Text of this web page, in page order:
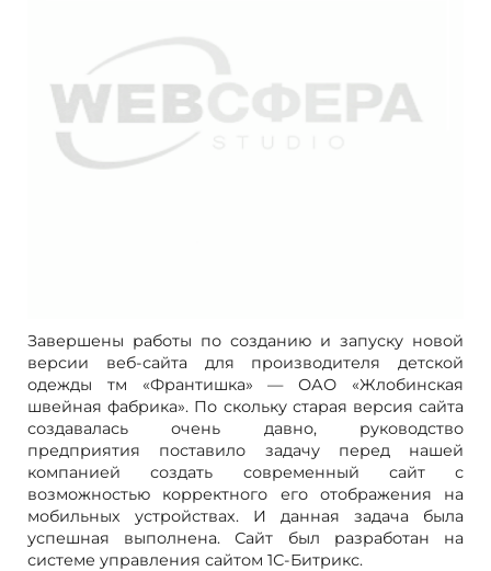
Завершены работы по созданию и запуску новой
версии веб-сайта для производителя детской
одежды тм «Франтишка» — ОАО «Жлобинская
швейная фабрика». По скольку старая версия сайта
создавалась очень давно, руководство
предприятия поставило задачу перед нашей
компанией создать современный сайт с
возможностью корректного его отображения на
мобильных устройствах. И данная задача была
успешная выполнена. Сайт был разработан на
системе управления сайтом 1С-Битрикс.